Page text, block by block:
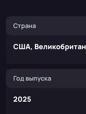
Страна
США,
Год выпуска
2025